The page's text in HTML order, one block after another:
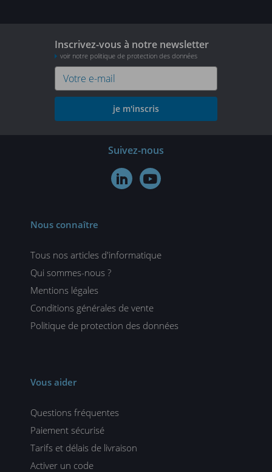
Inscrivez-vous à notre newsletter
voir notre politique de protection des données
je m'inscris
Suivez-nous
 
Nous connaître
Tous nos articles d'informatique
Qui sommes-nous ?
Mentions légales
Conditions générales de vente
Politique de protection des données
Vous aider
Questions fréquentes
Paiement sécurisé
Tarifs et délais de livraison
Activer un code